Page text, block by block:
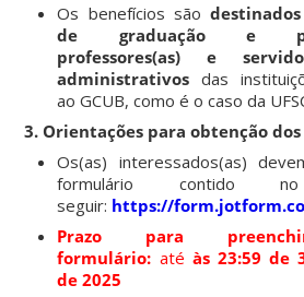
Os benefícios são
de graduação e pós-
professores(as) e
administrativos das
ao GCUB, como é o caso da
3. Orientações para obtenção
Os(as) interessados(as)
formulário
seguir: https://
Prazo para
formulário: até às 23:59 de
de 2025